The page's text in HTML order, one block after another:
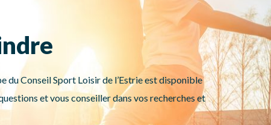
du Conseil Sport Loisir de l’Estrie est disponible
et vous conseiller dans vos recherches et